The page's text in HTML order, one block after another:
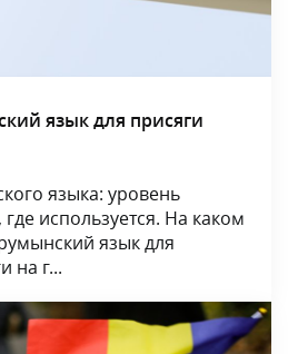
язык для присяги
языка: уровень
используется. На каком
язык для
на г...